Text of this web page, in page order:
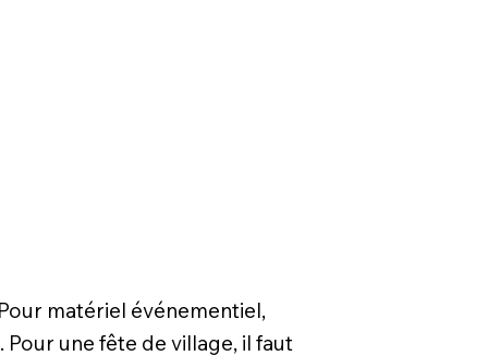
matériel événementiel,
une fête de village, il faut